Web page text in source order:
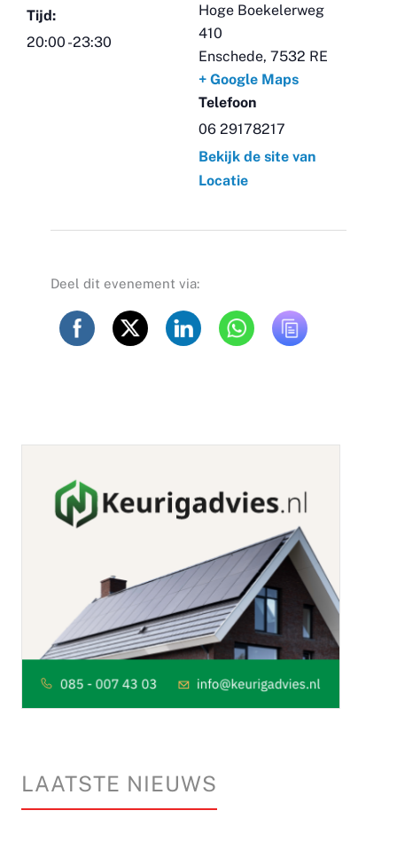
Tijd:
20:00 -23:30
Hoge Boekelerweg
410
Enschede, 7532 RE
+ Google Maps
Telefoon
06 29178217
Bekijk de site van
Locatie
Deel dit evenement via:
LAATSTE NIEUWS